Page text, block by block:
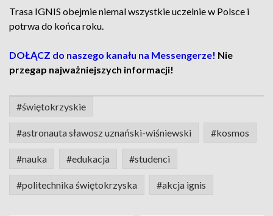
Trasa IGNIS obejmie niemal wszystkie uczelnie w Polsce i
potrwa do końca roku.
DOŁĄCZ do naszego kanału na Messengerze! Nie
przegap najważniejszych informacji!
#świętokrzyskie
#astronauta sławosz uznański-wiśniewski #kosmos
#nauka #edukacja #studenci
#politechnika świętokrzyska #akcja ignis